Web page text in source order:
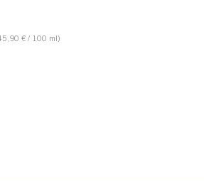
€ / 100 ml)